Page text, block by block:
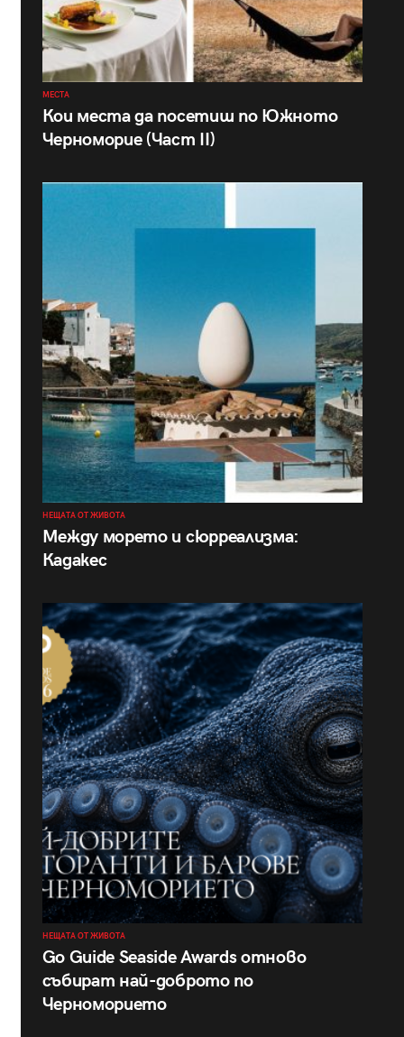
МЕСТА
Кои места да посетиш по Южното
Черноморие (Част II)
НЕЩАТА ОТ ЖИВОТА
Между морето и сюрреализма:
Кадакес
НЕЩАТА ОТ ЖИВОТА
Go Guide Seaside Awards отново
събират най-доброто по
Черноморието